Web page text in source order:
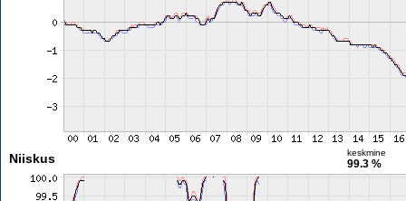
Niiskus keskmine
99.3 %